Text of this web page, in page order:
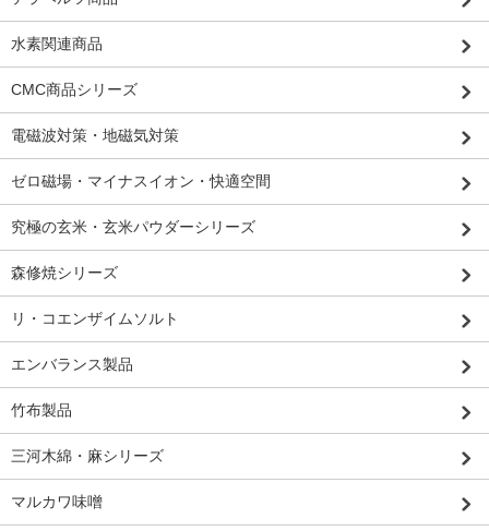
水素関連商品
CMC商品シリーズ
電磁波対策・地磁気対策
ゼロ磁場・マイナスイオン・快適空間
究極の玄米・玄米パウダーシリーズ
森修焼シリーズ
リ・コエンザイムソルト
エンバランス製品
竹布製品
三河木綿・麻シリーズ
マルカワ味噌